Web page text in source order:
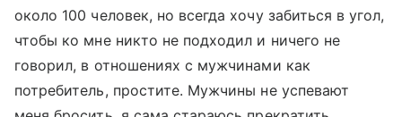
около 100 человек, но всегда хочу забиться в угол,
чтобы ко мне никто не подходил и ничего не
говорил, в отношениях с мужчинами как
потребитель, простите. Мужчины не успевают